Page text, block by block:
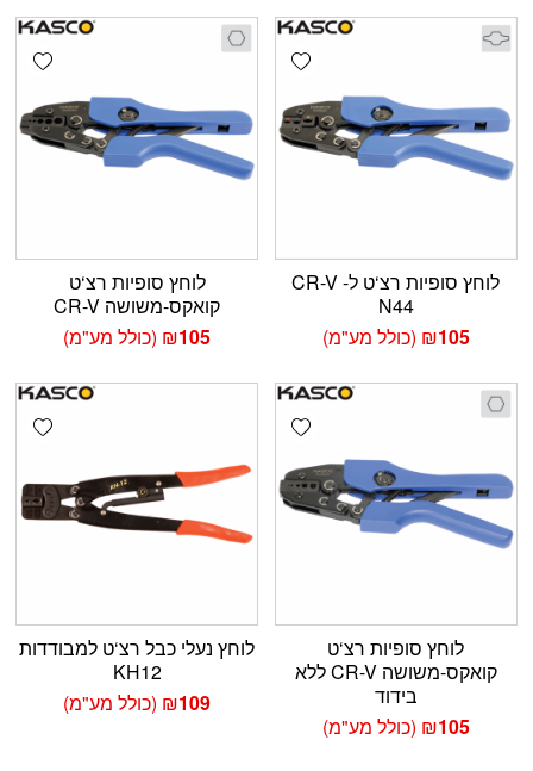
Add wishlist
לוחץ סופיות רצ‘ט ל- CR-V
N44
₪105 (כולל מע"מ)
לוחץ סופיות רצ‘ט
קואקס-משושה CR-V
₪105 (כולל מע"מ)
Add wishlist
לוחץ סופיות רצ‘ט
קואקס-משושה CR-V ללא
בידוד
₪105 (כולל מע"מ)
לוחץ נעלי כבל רצ‘ט למבודדות
KH12
₪109 (כולל מע"מ)